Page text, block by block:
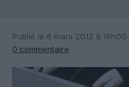
Publié le 6 mars 2012 à 16h00
0 commentaire